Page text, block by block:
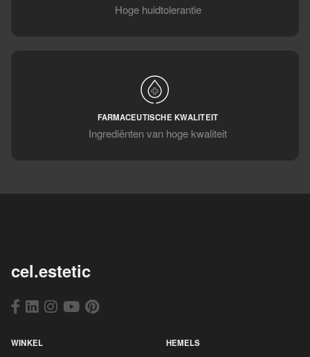
Hoge huidtolerantie
FARMACEUTISCHE KWALITEIT
Ingrediënten van hoge kwaliteit
cel.estetic
WINKEL HEMELS